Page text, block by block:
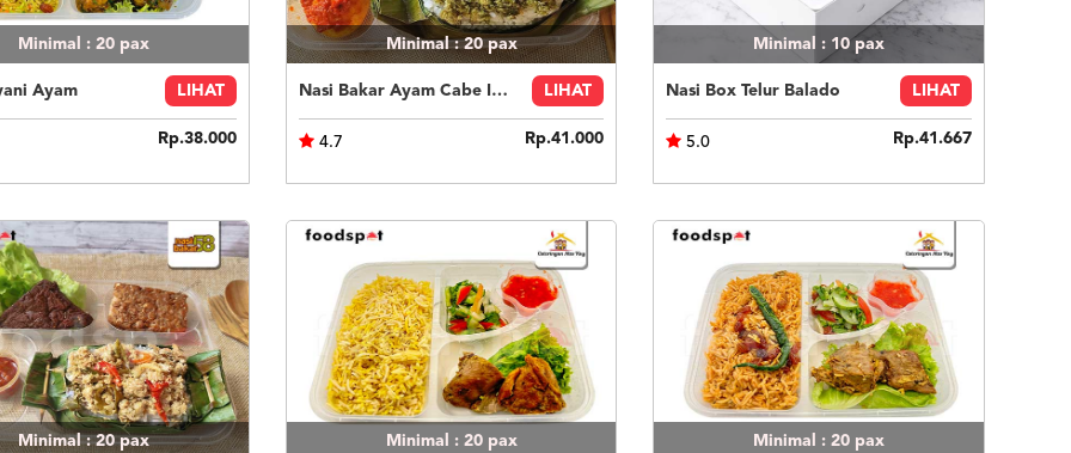
Minimal : 20 pax
Ayam LIHAT
Rp.38.000
Minimal : 20pax
Nasi Bakar Ayam Cabe Ijo + Telor Balado LIHAT
4.7 Rp.41.000
Minimal : 10 pax
Nasi Box Telur Balado LIHAT
5.0 Rp.41.667
Minimal : 20pax Minimal : 20 pax Minimal : 20 pax